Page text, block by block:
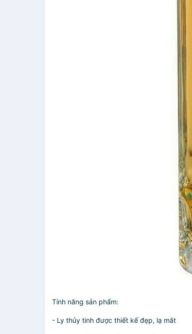
Tính năng sản phẩm:
- Ly thủy tinh được thiết kế đẹp, lạ mắt